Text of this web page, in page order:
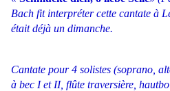
Bach fit interpréter cette cantate à
était déjà un dimanche.
Cantate pour 4 solistes (soprano,
à bec I et II, flûte traversière,